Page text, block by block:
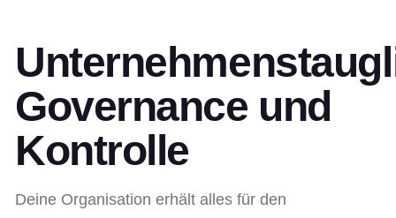
Governance und
Kontrolle
Deine Organisation erhält alles für den